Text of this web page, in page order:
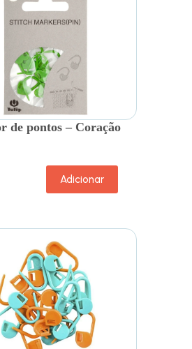
de pontos – Coração
Adicionar